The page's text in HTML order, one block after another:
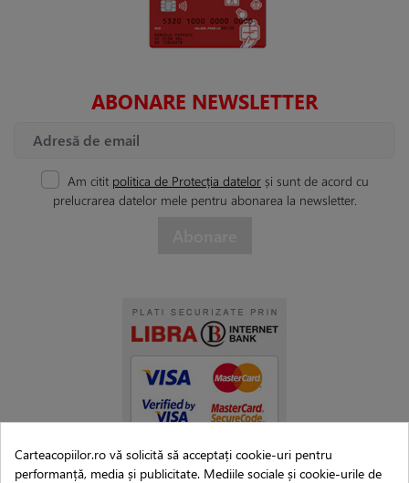
ABONARE NEWSLETTER
Am citit politica de Protecția datelor și sunt de acord cu
prelucrarea datelor mele pentru abonarea la newsletter.
Carteacopiilor.ro vă solicită să acceptați cookie-uri pentru
performanță, media și publicitate. Mediile sociale și cookie-urile de